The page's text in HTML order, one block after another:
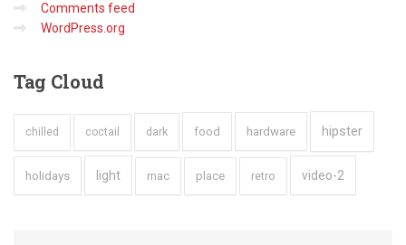
Comments feed
WordPress.org
Tag Cloud
chilled coctail dark food hardware hipster
holidays light mac place retro video-2